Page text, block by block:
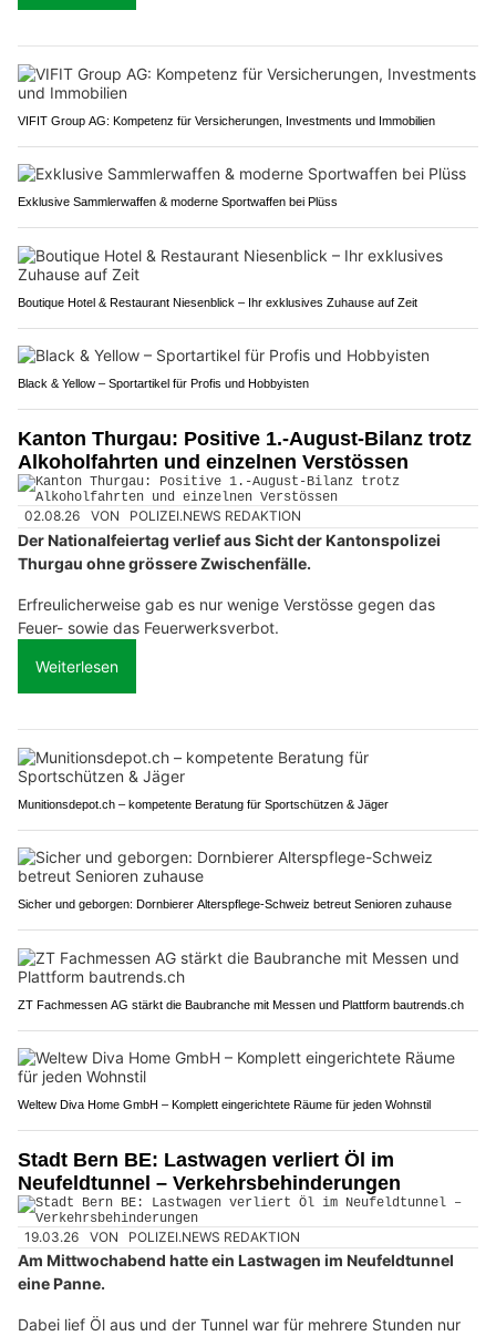
VIFIT Group AG: Kompetenz für Versicherungen, Investments und Immobilien
Exklusive Sammlerwaffen & moderne Sportwaffen bei Plüss
Boutique Hotel & Restaurant Niesenblick – Ihr exklusives Zuhause auf Zeit
Black & Yellow – Sportartikel für Profis und Hobbyisten
Kanton Thurgau: Positive 1.-August-Bilanz trotz
Alkoholfahrten und einzelnen Verstössen
02.08.26 VON POLIZEI.NEWS REDAKTION
Der Nationalfeiertag verlief aus Sicht der Kantonspolizei
Thurgau ohne grössere Zwischenfälle.
Erfreulicherweise gab es nur wenige Verstösse gegen das
Feuer- sowie das Feuerwerksverbot.
Weiterlesen
Munitionsdepot.ch – kompetente Beratung für Sportschützen & Jäger
Sicher und geborgen: Dornbierer Alterspflege-Schweiz betreut Senioren zuhause
ZT Fachmessen AG stärkt die Baubranche mit Messen und Plattform bautrends.ch
Weltew Diva Home GmbH – Komplett eingerichtete Räume für jeden Wohnstil
Stadt Bern BE: Lastwagen verliert Öl im
Neufeldtunnel – Verkehrsbehinderungen
19.03.26 VON POLIZEI.NEWS REDAKTION
Am Mittwochabend hatte ein Lastwagen im Neufeldtunnel
eine Panne.
Dabei lief Öl aus und der Tunnel war für mehrere Stunden nur